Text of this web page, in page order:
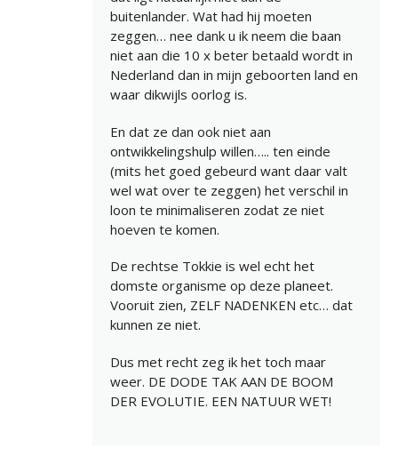
buitenlander. Wat had hij moeten
zeggen… nee dank u ik neem die baan
niet aan die 10 x beter betaald wordt in
Nederland dan in mijn geboorten land en
waar dikwijls oorlog is.
En dat ze dan ook niet aan
ontwikkelingshulp willen….. ten einde
(mits het goed gebeurd want daar valt
wel wat over te zeggen) het verschil in
loon te minimaliseren zodat ze niet
hoeven te komen.
De rechtse Tokkie is wel echt het
domste organisme op deze planeet.
Vooruit zien, ZELF NADENKEN etc… dat
kunnen ze niet.
Dus met recht zeg ik het toch maar
weer. DE DODE TAK AAN DE BOOM
DER EVOLUTIE. EEN NATUUR WET!